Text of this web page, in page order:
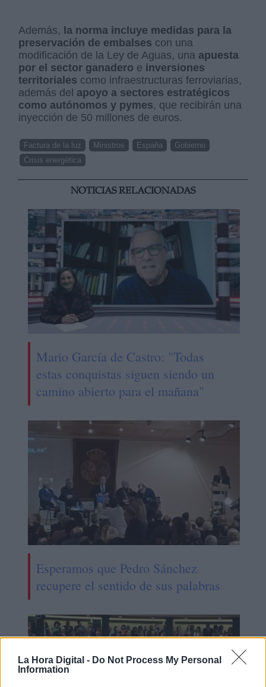
La Hora Digital - Do Not Process My Personal
Information
Además, la norma incluye medidas para la
preservación de embalses con una
modificación de la Ley de Aguas, una apuesta
por el sector ganadero e inversiones
territoriales como infraestructuras ferroviarias,
además del apoyo a sectores estratégicos
como autónomos y pymes, que recibirán una
inyección de 50 millones de euros.
Factura de la luz Ministros España
Gobierno
Crisis energética
NOTICIAS RELACIONADAS
Mario García de Castro: "Todas
estas conquistas siguen siendo un
camino abierto para el mañana"
Esperamos que Pedro Sánchez
recupere el sentido de sus palabras